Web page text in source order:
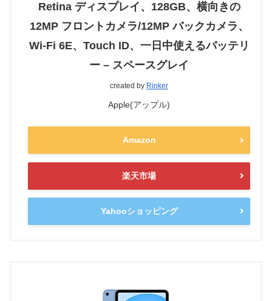
Retina ディスプレイ、128GB、横向きの
12MP フロントカメラ/12MP バックカメラ、
Wi-Fi 6E、Touch ID、一日中使えるバッテリ
ー – スペースグレイ
created by Rinker
Apple(アップル)
Amazon
楽天市場
Yahooショッピング